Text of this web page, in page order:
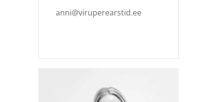
anni@viruperearstid.ee